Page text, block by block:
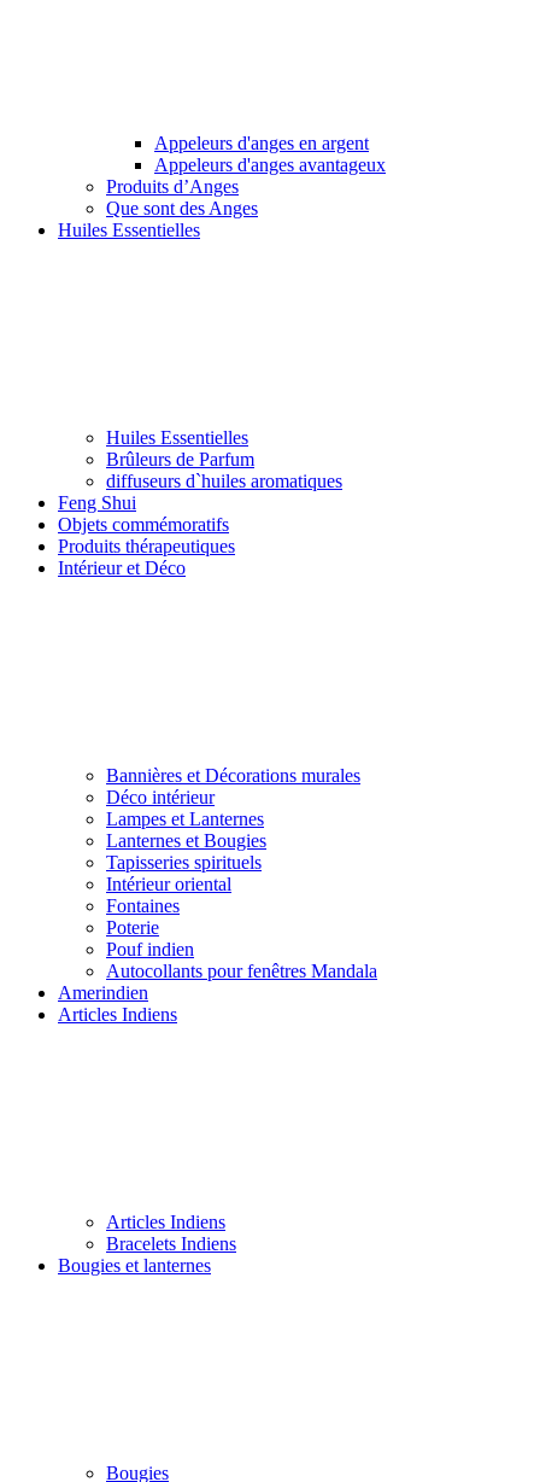
Appeleurs d'anges en argent
Appeleurs d'anges avantageux
Produits d’Anges
Que sont des Anges
Huiles Essentielles
Huiles Essentielles
Brûleurs de Parfum
diffuseurs d`huiles aromatiques
Feng Shui
Objets commémoratifs
Produits thérapeutiques
Intérieur et Déco
Bannières et Décorations murales
Déco intérieur
Lampes et Lanternes
Lanternes et Bougies
Tapisseries spirituels
Intérieur oriental
Fontaines
Poterie
Pouf indien
Autocollants pour fenêtres Mandala
Amerindien
Articles Indiens
Articles Indiens
Bracelets Indiens
Bougies et lanternes
Bougies